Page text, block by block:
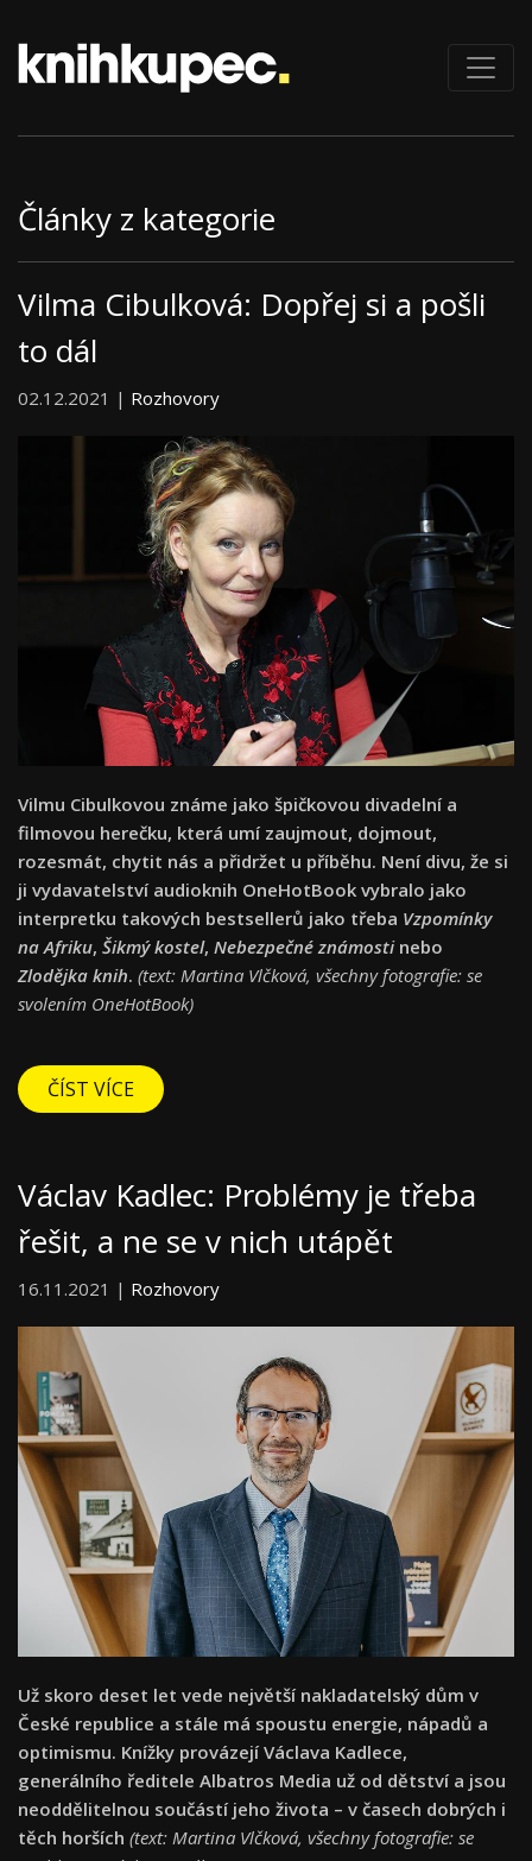
Články z kategorie
Vilma Cibulková: Dopřej si a pošli
to dál
02.12.2021 | Rozhovory
Vilmu Cibulkovou známe jako špičkovou divadelní a
filmovou herečku, která umí zaujmout, dojmout,
rozesmát, chytit nás a přidržet u příběhu. Není divu, že si
ji vydavatelství audioknih OneHotBook vybralo jako
interpretku takových bestsellerů jako třeba Vzpomínky
na Afriku, Šikmý kostel, Nebezpečné známostinebo
Zlodějka knih. (text: Martina Vlčková, všechny fotografie: se
svolením OneHotBook)
ČÍST VÍCE
Václav Kadlec: Problémy je třeba
řešit, a ne se v nich utápět
16.11.2021 | Rozhovory
Už skoro deset let vede největší nakladatelský dům v
České republice a stále má spoustu energie, nápadů a
optimismu. Knížky provázejí Václava Kadlece,
generálního ředitele Albatros Media už od dětství a jsou
neoddělitelnou součástí jeho života – v časech dobrých i
těch horších (text: Martina Vlčková, všechny fotografie: se